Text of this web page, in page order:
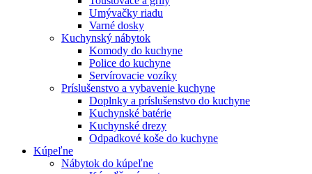
Umývačky riadu
Varné dosky
Kuchynský nábytok
Komody do kuchyne
Police do kuchyne
Servírovacie vozíky
Príslušenstvo a vybavenie kuchyne
Doplnky a príslušenstvo do kuchyne
Kuchynské batérie
Kuchynské drezy
Odpadkové koše do kuchyne
Kúpeľne
Nábytok do kúpeľne